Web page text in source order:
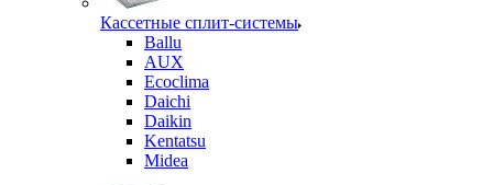
Кассетные сплит-системы
Ballu
AUX
Ecoclima
Daichi
Daikin
Kentatsu
Midea